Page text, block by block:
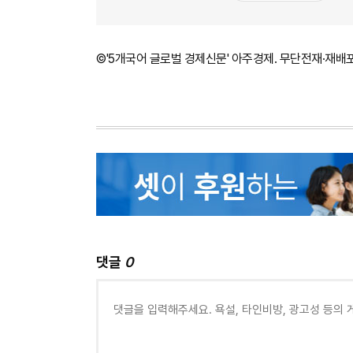
©'5개국어 글로벌 경제신문' 아주경제. 무단전재·재배
댓글 0